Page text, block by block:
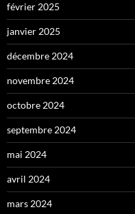
février 2025
janvier 2025
décembre 2024
novembre 2024
octobre 2024
septembre 2024
mai 2024
avril 2024
mars 2024